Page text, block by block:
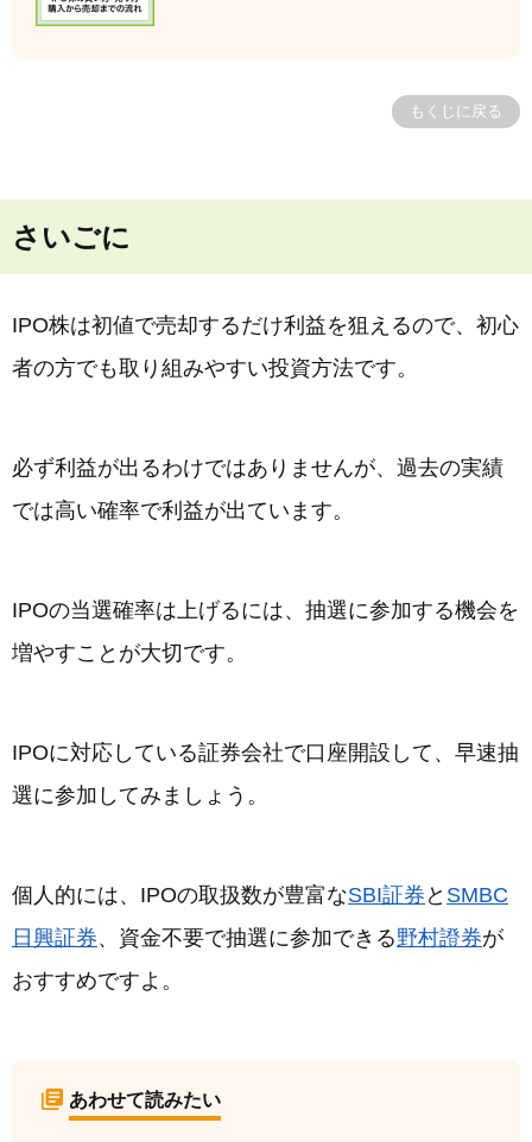
もくじに戻る
さいごに
IPO株は初値で売却するだけ利益を狙えるので、初心
者の方でも取り組みやすい投資方法です。
必ず利益が出るわけではありませんが、過去の実績
では高い確率で利益が出ています。
IPOの当選確率は上げるには、抽選に参加する機会を
増やすことが大切です。
IPOに対応している証券会社で口座開設して、早速抽
選に参加してみましょう。
個人的には、IPOの取扱数が豊富なSBI証券 と SMBC
日興証券、資金不要で抽選に参加できる野村證券が
おすすめですよ。
あわせて読みたい